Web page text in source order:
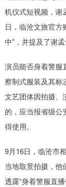
机仪式短视频，谢
日，临沧文旅官方
中”，并提及了谢孟
演员能否身着警服
察制式服装及其标
文艺团体因拍摄、
的，应当报省级公
得使用。
9月16日，临沧市
当地取景拍摄，他
透露“身着警服直